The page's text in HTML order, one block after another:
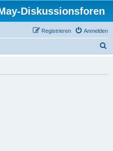
Diskussionsforen
Anmelden
Registrieren